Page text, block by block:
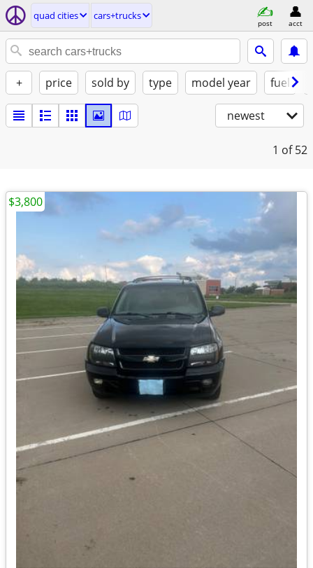
quad cities cars+trucks
post acct
+ price sold by type model year fuel
newest
1 of 52
$3,800